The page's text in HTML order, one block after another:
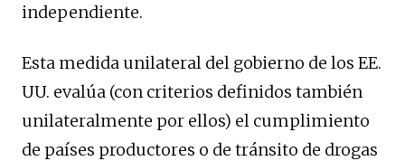
independiente.
Esta medida unilateral del gobierno de los EE.
UU. evalúa (con criterios definidos también
unilateralmente por ellos) el cumplimiento
de países productores o de tránsito de drogas